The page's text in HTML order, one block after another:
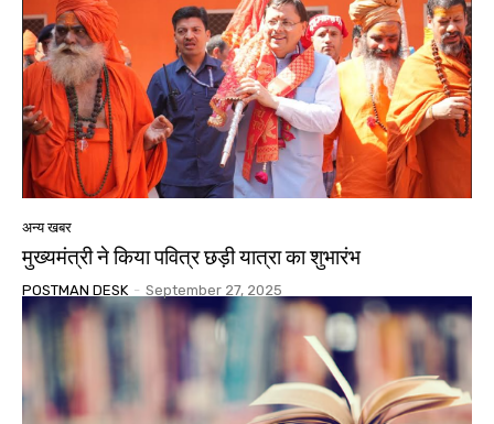
अन्य खबर
मुख्यमंत्री ने किया पवित्र छड़ी यात्रा का शुभारंभ
POSTMAN DESK - September 27, 2025